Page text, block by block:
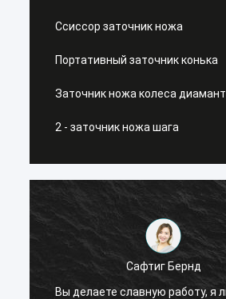
Ссиссор заточник ножа
Портативный заточник конька
Заточник ножа колеса
2 - заточник ножа шага
Сафтиг Бернд
Вы делаете славную работу, я